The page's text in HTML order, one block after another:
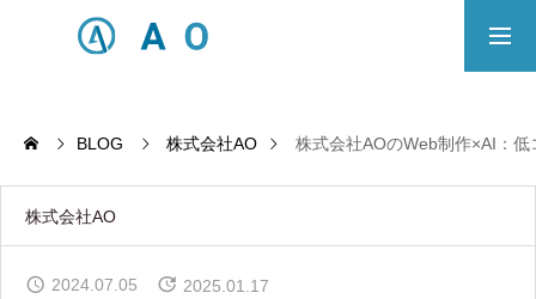
ECサイト制作対応エリア
Principle
BLOG 株式会社AO 株式会社AOのWeb制作×AI：
株式会社AO
2024.07.05 2025.01.17